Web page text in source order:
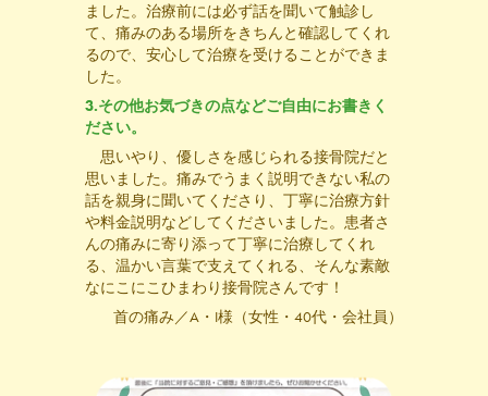
ました。治療前には必ず話を聞いて触診し
て、痛みのある場所をきちんと確認してくれ
るので、安心して治療を受けることができま
した。
3.その他お気づきの点などご自由にお書きく
ださい。
思いやり、優しさを感じられる接骨院だと
思いました。痛みでうまく説明できない私の
話を親身に聞いてくださり、丁寧に治療方針
や料金説明などしてくださいました。患者さ
んの痛みに寄り添って丁寧に治療してくれ
る、温かい言葉で支えてくれる、そんな素敵
なにこにこひまわり接骨院さんです！
首の痛み／A・I様（女性・40代・会社員）